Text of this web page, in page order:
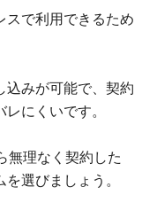
スで利用できるため
込みが可能で、契約
にくいです。
無理なく契約した
選びましょう。